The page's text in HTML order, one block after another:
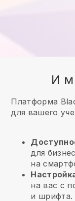
И
Платформа
для вашего
для
на
на вас с
и шрифта.